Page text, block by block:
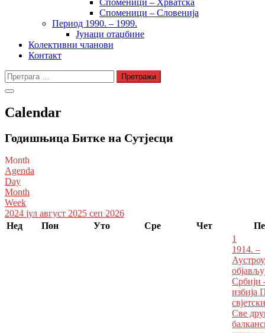
Споменици – Хрватска
Споменици – Словенија
Период 1990. – 1999.
Јунаци отаџбине
Колективни чланови
Контакт
Претрага
за:
Calendar
Годишњица Битке на Сутјесци
Month
Agenda
Day
Month
Week
2024 јул август 2025 сеп 2026
Нед
Пон Уто Сре Чет
1
1914. –
Србији
избија
Све